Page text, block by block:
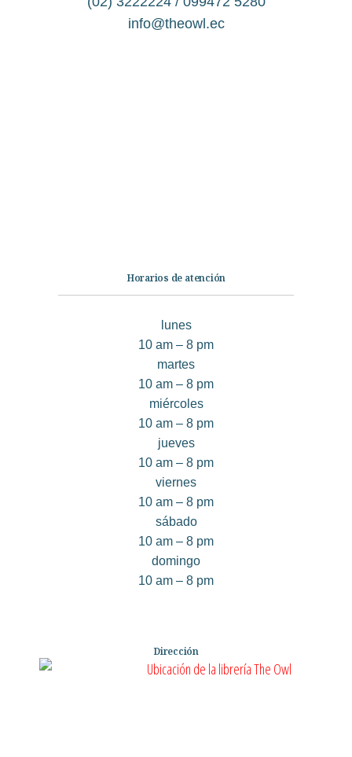
info@theowl.ec
Horarios de atención
lunes
10 am – 8 pm
martes
10 am – 8 pm
miércoles
10 am – 8 pm
jueves
10 am – 8 pm
viernes
10 am – 8 pm
sábado
10 am – 8 pm
domingo
10 am – 8 pm
Dirección